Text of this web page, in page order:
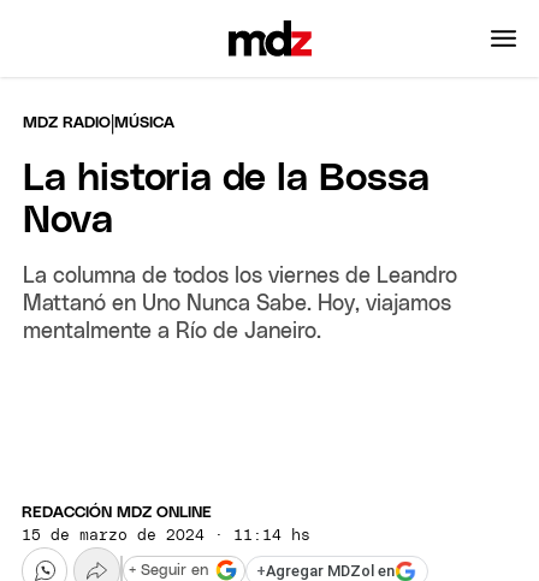
MDZ RADIO |MÚSICA
La historia de la Bossa
Nova
La columna de todos los viernes de Leandro
Mattanó en Uno Nunca Sabe. Hoy, viajamos
mentalmente a Río de Janeiro.
REDACCIÓN MDZ ONLINE
15 de marzo de 2024 · 11:14 hs
+Agregar MDZol en
+ Seguir en